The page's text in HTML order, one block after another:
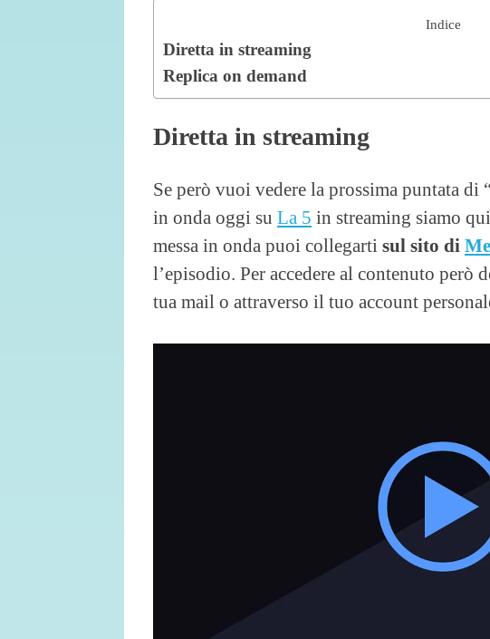
Indice
Diretta in streaming
Replica on demand
Diretta in streaming
Se però vuoi vedere la prossima puntata di
in onda oggi su La 5 in streaming siamo
messa in onda puoi collegarti sul sito di
l’episodio. Per accedere al contenuto però
tua mail o attraverso il tuo account